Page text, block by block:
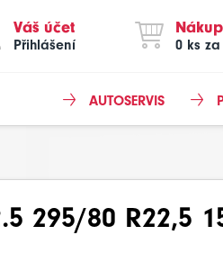
Váš účet
Přihlášení 0 ks za
AUTOSERVIS
295/80 R22,5